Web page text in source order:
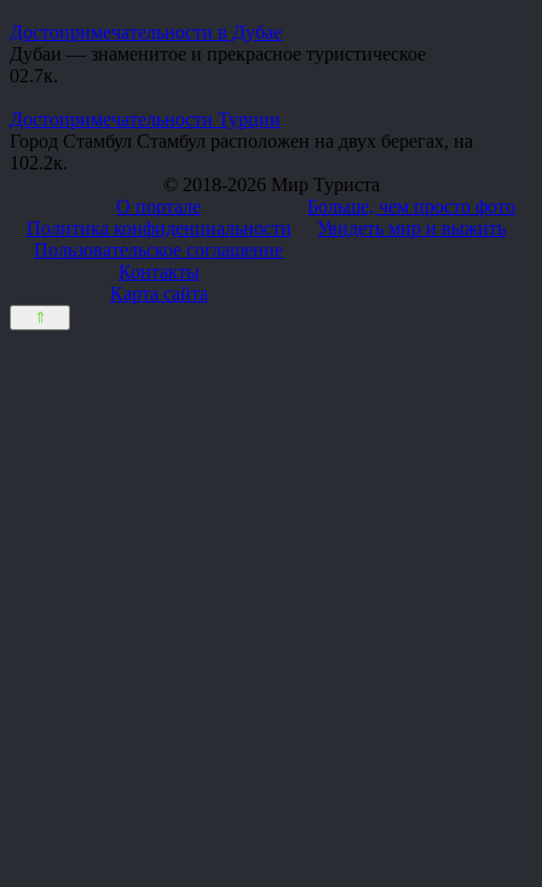
Достопримечательности в Дубае
Дубаи — знаменитое и прекрасное туристическое
02.7к.
Достопримечательности Турции
Город Стамбул Стамбул расположен на двух берегах, на
102.2к.
© 2018-2026 Мир Туриста
О портале
Политика конфиденциальности
Пользовательское соглашение
Контакты
Карта сайта
Больше, чем просто фото
Увидеть мир и выжить